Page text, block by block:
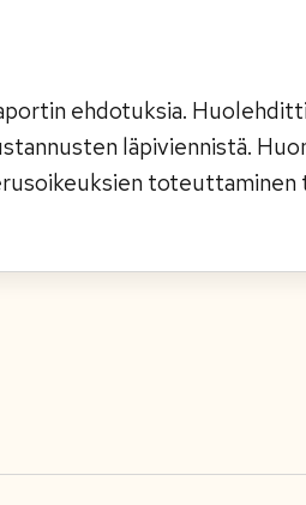
ehdotuksia.
läpiviennistä.